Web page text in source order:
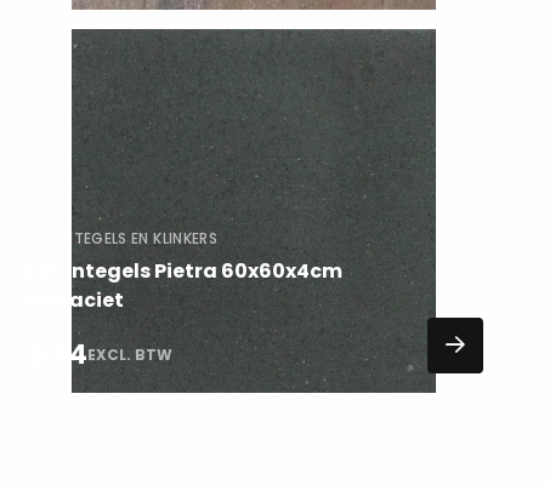
BETONTEGELS EN KLINKERS
Betontegels Pietra 60x60x4cm
antraciet
6,74EXCL. BTW